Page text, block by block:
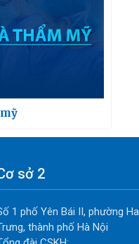
sở 2
1 phố Yên Bái II, phường
thành phố Hà Nội